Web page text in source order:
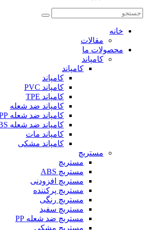
خانه
مقالات
محصولات ما
کامپاند
کامپاند
کامپاند
کامپاند PVC
کامپاند TPE
کامپاند ضد شعله
کامپاند ضد شعله PP
کامپاند ضد شعله ABS
کامپاند مات
کامپاند مشکی
مستربچ
مستربچ
مستربچ ABS
مستربچ افزودنی
مستربچ پرکننده
مستربچ رنگی
مستربچ‌ سفید
مستربچ ضد شعله PP
مستربچ مشکی